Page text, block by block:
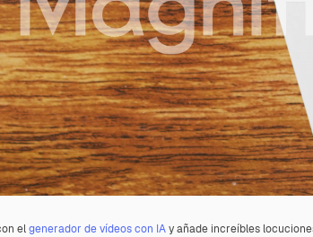
elgenerador de vídeos con IAy añade increíbles